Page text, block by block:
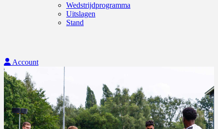
Wedstrijdprogramma
Uitslagen
Stand
Account